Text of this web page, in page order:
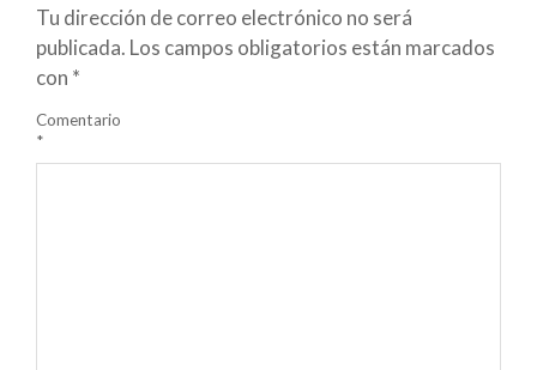
Tu dirección de correo electrónico no será
publicada. Los campos obligatorios están marcados
con *
Comentario
*